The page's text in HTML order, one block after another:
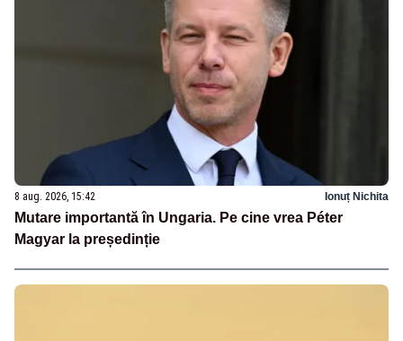
8 aug. 2026, 15:42 Ionuț Nichita
Mutare importantă în Ungaria. Pe cine vrea Péter
Magyar la președinție